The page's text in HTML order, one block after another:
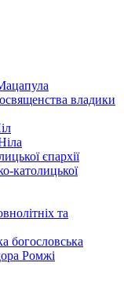
владики
єпархії
католицької
та
богословська
Ромжі